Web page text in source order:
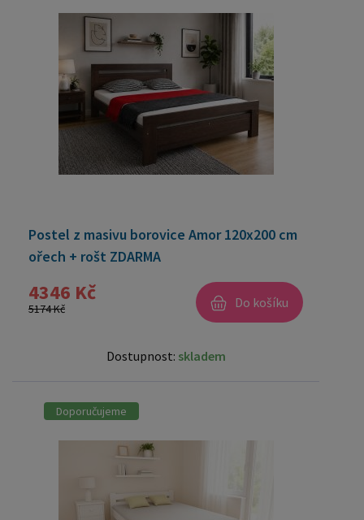
Postel z masivu borovice Amor 120x200 cm
ořech + rošt ZDARMA
4346 Kč
5174 Kč Do košíku
Dostupnost: skladem
Doporučujeme